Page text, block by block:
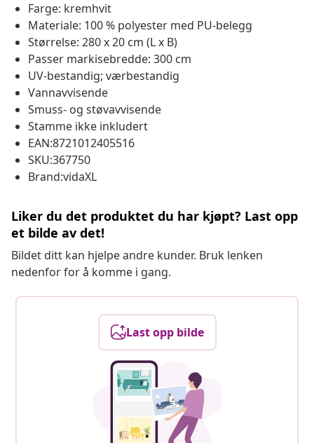
Farge: kremhvit
Materiale: 100 % polyester med PU-belegg
Størrelse: 280 x 20 cm (L x B)
Passer markisebredde: 300 cm
UV-bestandig; værbestandig
Vannavvisende
Smuss- og støvavvisende
Stamme ikke inkludert
EAN:8721012405516
SKU:367750
Brand:vidaXL
Liker du det produktet du har kjøpt? Last opp
et bilde av det!
Bildet ditt kan hjelpe andre kunder. Bruk lenken
nedenfor for å komme i gang.
Last opp bilde